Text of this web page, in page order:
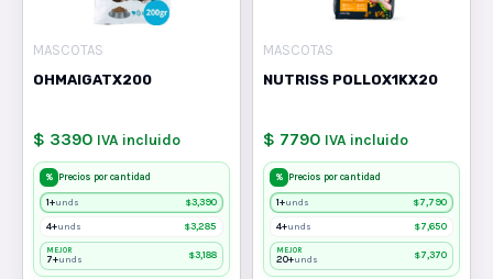
MASCOTAS
OHMAIGATX200
$ 3390 IVA incluido
% Precios por cantidad
1+unds $3,390
4+unds $3,285
MEJOR
7+unds $3,188
MASCOTAS
NUTRISS POLLOX1KX20
$ 7790 IVA incluido
% Precios por cantidad
1+unds $7,790
4+unds $7,650
MEJOR
20+unds $7,370